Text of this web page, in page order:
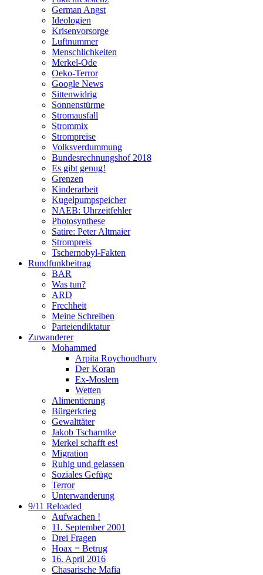
German Angst
Ideologien
Krisenvorsorge
Luftnummer
Menschlichkeiten
Merkel-Ode
Oeko-Terror
Google News
Sittenwidrig
Sonnenstürme
Stromausfall
Strommix
Strompreise
Volksverdummung
Bundesrechnungshof 2018
Es gibt genug!
Grenzen
Kinderarbeit
Kugelpumpspeicher
NAEB: Uhrzeitfehler
Photosynthese
Satire: Peter Altmaier
Strompreis
Tschernobyl-Fakten
Rundfunkbeitrag
BAR
Was tun?
ARD
Frechheit
Meine Schreiben
Parteiendiktatur
Zuwanderer
Mohammed
Arpita Roychoudhury
Der Koran
Ex-Moslem
Wetten
Alimentierung
Bürgerkrieg
Gewalttäter
Jakob Tscharntke
Merkel schafft es!
Migration
Ruhig und gelassen
Soziales Gefüge
Terror
Unterwanderung
9/11 Reloaded
Aufwachen !
11. September 2001
Drei Fragen
Hoax = Betrug
16. April 2016
Chasarische Mafia